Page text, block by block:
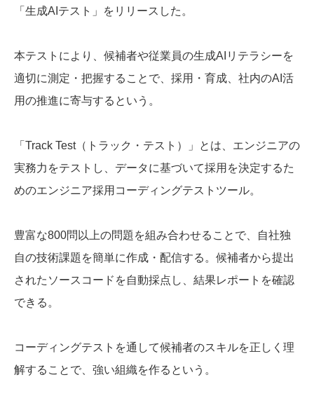
「生成AIテスト」をリリースした。
本テストにより、候補者や従業員の生成AIリテラシーを
適切に測定・把握することで、採用・育成、社内のAI活
用の推進に寄与するという。
「Track Test（トラック・テスト）」とは、エンジニアの
実務力をテストし、データに基づいて採用を決定するた
めのエンジニア採用コーディングテストツール。
豊富な800問以上の問題を組み合わせることで、自社独
自の技術課題を簡単に作成・配信する。候補者から提出
されたソースコードを自動採点し、結果レポートを確認
できる。
コーディングテストを通して候補者のスキルを正しく理
解することで、強い組織を作るという。